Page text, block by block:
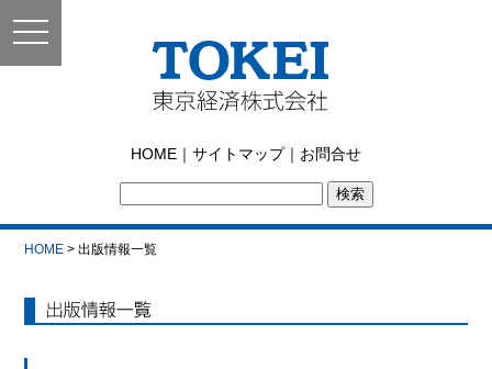
TOKEI
HOME ｜ サイトマップ｜ お問合せ
HOME > 出版情報一覧
toggle
navigation